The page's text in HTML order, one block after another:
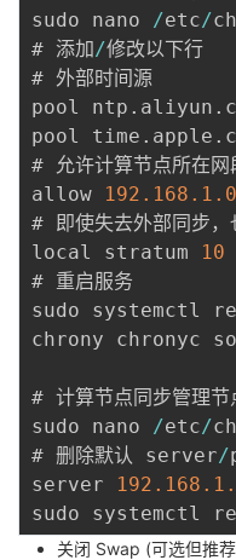
sudo nano /etc/
# 添加/修改以下行
# 外部时间源
pool ntp . aliyun .
pool time . apple .
# 允许计算节点所在网
allow
192.168 .1 .0
# 即使失去外部同步，
local stratum
10
# 重启服务
sudo systemctl
chrony chronyc
# 计算节点同步管理节
sudo nano /etc/
# 删除默认 server/
server
192.168 .1
关闭 Swap (可选但推